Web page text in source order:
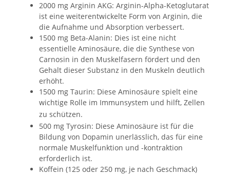
2000 mg Arginin AKG: Arginin-Alpha-Ketoglutarat
ist eine weiterentwickelte Form von Arginin, die
die Aufnahme und Absorption verbessert.
1500 mg Beta-Alanin: Dies ist eine nicht
essentielle Aminosäure, die die Synthese von
Carnosin in den Muskelfasern fördert und den
Gehalt dieser Substanz in den Muskeln deutlich
erhöht.
1500 mg Taurin: Diese Aminosäure spielt eine
wichtige Rolle im Immunsystem und hilft, Zellen
zu schützen.
500 mg Tyrosin: Diese Aminosäure ist für die
Bildung von Dopamin unerlässlich, das für eine
normale Muskelfunktion und -kontraktion
erforderlich ist.
Koffein (125 oder 250 mg, je nach Geschmack)